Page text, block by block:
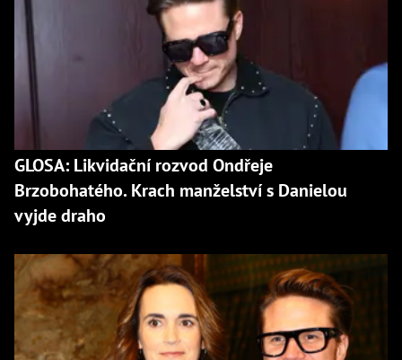
GLOSA: Likvidační rozvod Ondřeje
Brzobohatého. Krach manželství s Danielou
vyjde draho